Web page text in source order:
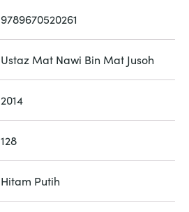
9789670520261
Ustaz Mat Nawi Bin Mat Jusoh
2014
128
Hitam Putih